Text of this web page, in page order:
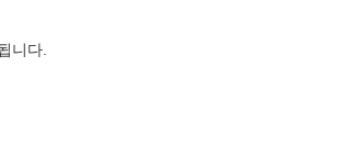
니다.